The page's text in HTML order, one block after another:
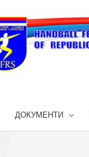
ДОКУМЕНТИ